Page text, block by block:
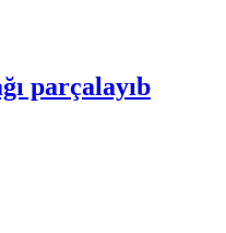
parçalayıb